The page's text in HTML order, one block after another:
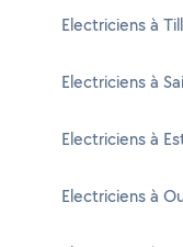
Electriciens à
Electriciens à
Electriciens à
Electriciens à